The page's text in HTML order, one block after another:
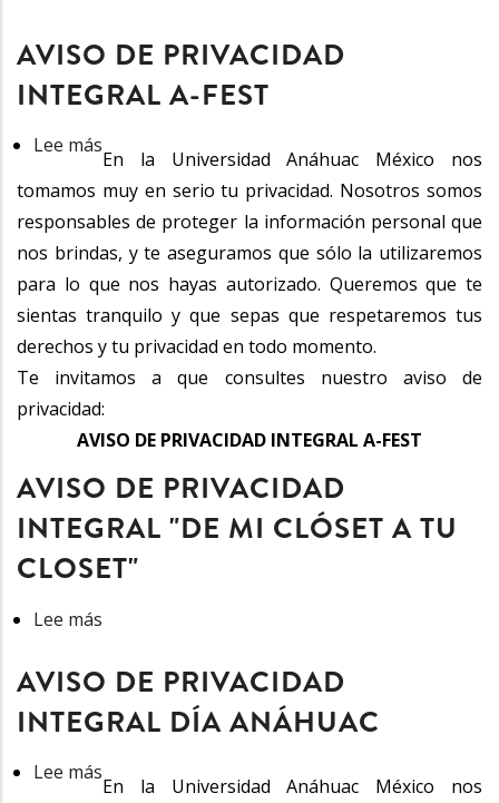
International
Humanitarian
Challenge
Summit
AVISO DE PRIVACIDAD
INTEGRAL A-FEST
Lee más
PRIVACIDAD
INTEGRAL
FEST
En la Universidad Anáhuac México nos
tomamos muy en serio tu privacidad. Nosotros somos
responsables de proteger la información personal que
nos brindas, y te aseguramos que sólo la utilizaremos
para lo que nos hayas autorizado. Queremos que te
sientas tranquilo y que sepas que respetaremos tus
derechos y tu privacidad en todo momento.
Te invitamos a que consultes nuestro aviso de
privacidad:
AVISO DE PRIVACIDAD INTEGRAL A-FEST
AVISO DE PRIVACIDAD
INTEGRAL "DE MI CLÓSET A TU
CLOSET"
Lee más
de
Privacidad
"De
AVISO DE PRIVACIDAD
INTEGRAL DÍA ANÁHUAC
Lee más
En la Universidad Anáhuac México nos